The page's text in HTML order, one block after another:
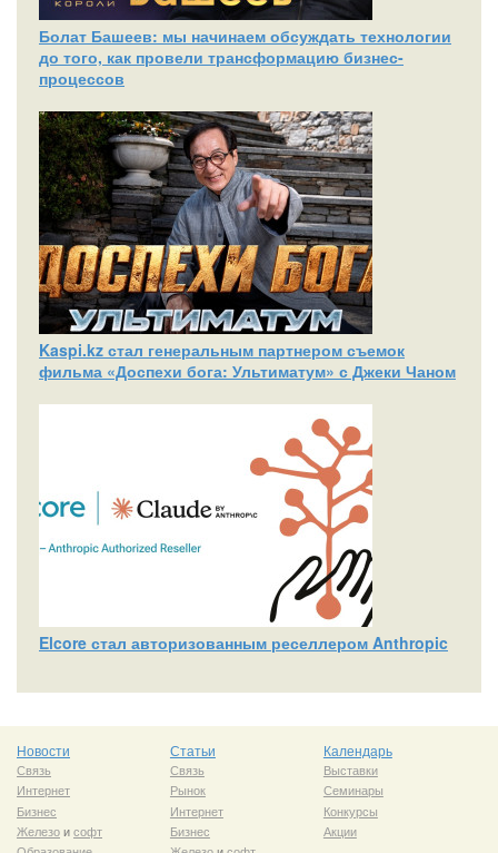
Болат Башеев: мы начинаем обсуждать технологии
до того, как провели трансформацию бизнес-
процессов
Kaspi.kz стал генеральным партнером съемок
фильма «Доспехи бога: Ультиматум» с Джеки Чаном
Elcore стал авторизованным реселлером Anthropic
Новости
Связь
Интернет
Бизнес
Железоисофт
Статьи
Связь
Рынок
Интернет
Бизнес
Календарь
Выставки
Семинары
Конкурсы
Акции